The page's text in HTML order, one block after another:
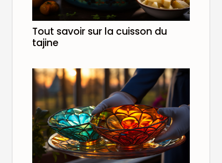
Tout savoir sur la cuisson du
tajine